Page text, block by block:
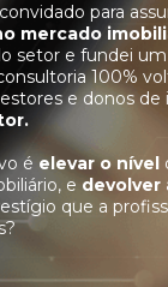
para
mercado
setor e fundei
100%
e donos de
é elevar o nível
e devolver
que a